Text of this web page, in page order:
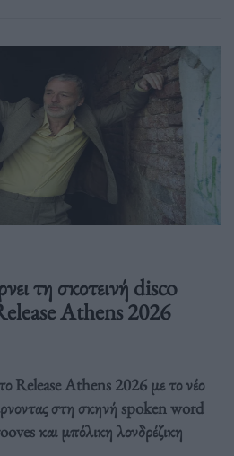
τη σκοτεινή disco
Athens 2026
Release Athens 2026 με το νέο
στη σκηνή spoken word
και μπόλικη λονδρέζικη